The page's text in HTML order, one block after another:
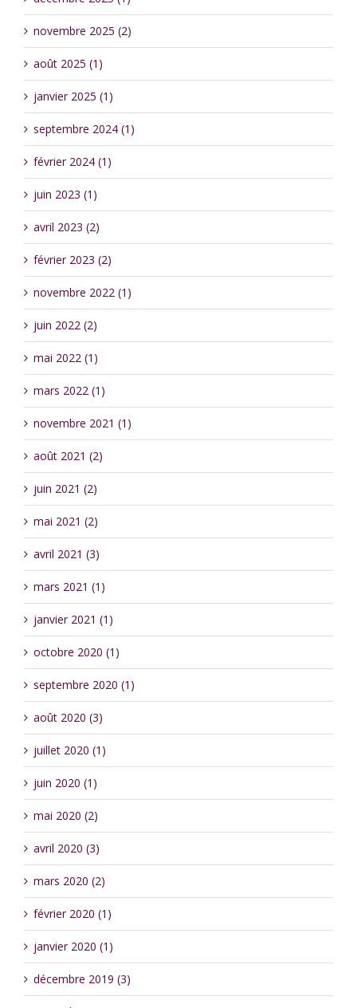
novembre 2025 (2)
août 2025 (1)
janvier 2025 (1)
septembre 2024 (1)
février 2024 (1)
juin 2023 (1)
avril 2023 (2)
février 2023 (2)
novembre 2022 (1)
juin 2022 (2)
mai 2022 (1)
mars 2022 (1)
novembre 2021 (1)
août 2021 (2)
juin 2021 (2)
mai 2021 (2)
avril 2021 (3)
mars 2021 (1)
janvier 2021 (1)
octobre 2020 (1)
septembre 2020 (1)
août 2020 (3)
juillet 2020 (1)
juin 2020 (1)
mai 2020 (2)
avril 2020 (3)
mars 2020 (2)
février 2020 (1)
janvier 2020 (1)
décembre 2019 (3)